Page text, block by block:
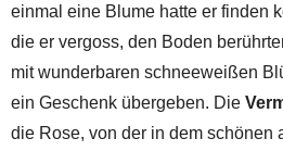
einmal eine Blume hatte er finden
die er vergoss, den Boden
mit wunderbaren schneeweißen
ein Geschenk übergeben. Die
die Rose, von der in dem schönen